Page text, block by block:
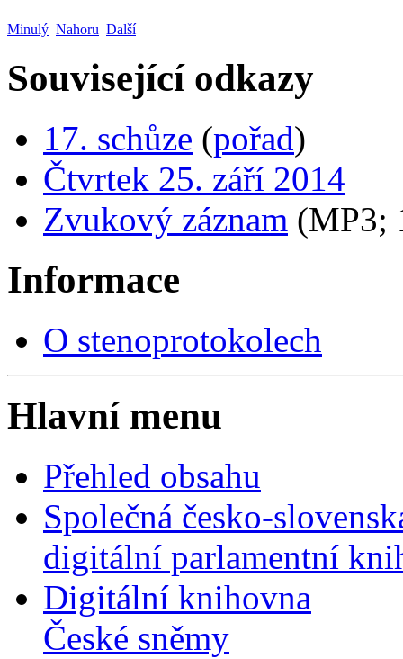
Minulý Nahoru Další
Související odkazy
17. schůze (pořad)
Čtvrtek 25. září 2014
Zvukový záznam (MP3;
Informace
O stenoprotokolech
Hlavní menu
Přehled obsahu
Společná česko-
digitální parlamentní
Digitální knihovna
České sněmy